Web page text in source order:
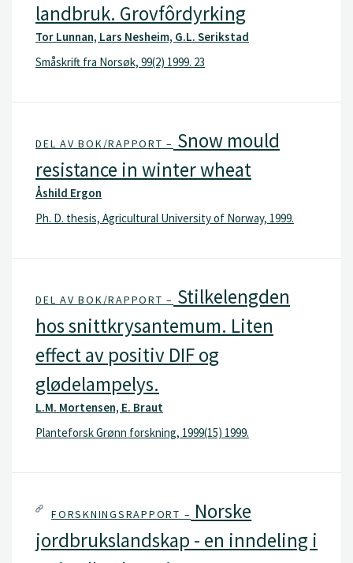
landbruk. Grovfôrdyrking
Tor Lunnan, Lars Nesheim, G.L. Serikstad
Småskrift fra Norsøk, 99(2) 1999. 23
DEL AV BOK/RAPPORT – Snow mould
resistance in winter wheat
Åshild Ergon
Ph. D. thesis, Agricultural University of Norway, 1999.
DEL AV BOK/RAPPORT – Stilkelengden
hos snittkrysantemum. Liten
effect av positiv DIF og
glødelampelys.
L.M. Mortensen, E. Braut
Planteforsk Grønn forskning, 1999(15) 1999.
FORSKNINGSRAPPORT – Norske
jordbrukslandskap - en inndeling i